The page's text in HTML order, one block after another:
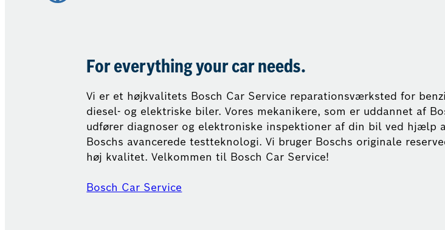
For everything your car needs.
Vi er et højkvalitets Bosch Car Service reparationsværksted for
diesel- og elektriske biler. Vores mekanikere, som er uddannet af
udfører diagnoser og elektroniske inspektioner af din bil ved hjælp
Boschs avancerede testteknologi. Vi bruger Boschs originale
høj kvalitet. Velkommen til Bosch Car Service!
Bosch Car Service